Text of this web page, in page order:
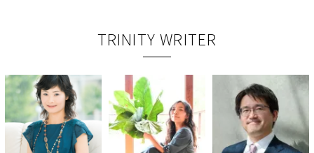
TRINITY WRITER